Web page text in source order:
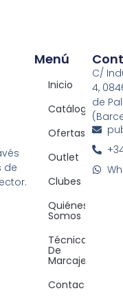
de
Menú
Inicio
Catálogos
Ofertas
Outlet
Clubes
Quiénes
Somos
Técnicas
De
Marcaje
Contacto
C/
4,
de